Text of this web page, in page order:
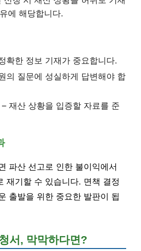
에 해당합니다.
확한 정보 기재가 중요합니다.
의 질문에 성실하게 답변해야 합
재산 상황을 입증할 자료를 준
파산 선고로 인한 불이익에서
재기할 수 있습니다. 면책 결정
출발을 위한 중요한 발판이 됩
서, 막막하다면?